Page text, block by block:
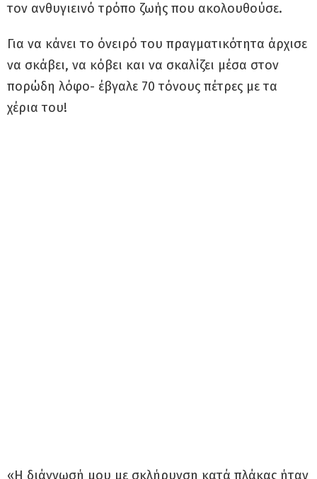
τον ανθυγιεινό τρόπο ζωής που ακολουθούσε.
Για να κάνει το όνειρό του πραγματικότητα άρχισε
να σκάβει, να κόβει και να σκαλίζει μέσα στον
πορώδη λόφο- έβγαλε 70 τόνους πέτρες με τα
χέρια του!
«Η διάγνωσή μου με σκλήρυνση κατά πλάκας ήταν